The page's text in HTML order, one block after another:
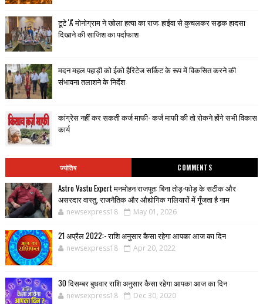
टूटे 'A' मोनोग्राम ने खोला हत्या का राज: हाईवा से कुचलकर सड़क हादसा
दिखाने की साजिश का पर्दाफाश
मदन महल पहाड़ी को ईको हैरिटेज सर्किट के रूप में विकसित करने की
संभावना तलाशने के निर्देश
कांग्रेस नहीं कर सकती कर्ज माफी- कर्ज माफी की तो रोकने होंगे सभी विकास
कार्य
ज्योतिष COMMENTS
Astro Vastu Expert मनमोहन राजपूत: बिना तोड़-फोड़ के सटीक और
असरदार वास्तु, राजनैतिक और औद्योगिक गलियारों में गूँजता है नाम
newsexpress18 May 01, 2026
21 अप्रैल 2022:- राशि अनुसार कैसा रहेगा आपका आज का दिन
newsexpress18 Apr 20, 2022
30 दिसम्बर बुधवार राशि अनुसार कैसा रहेगा आपका आज का दिन
newsexpress18 Dec 30, 2020